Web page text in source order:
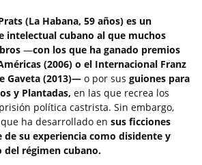
(La Habana, 59 años) es un
intelectual cubano al que muchos
―con los que ha ganado premios
(2006) o el Internacional Franz
Gaveta (2013)― o por sus guiones para
y Plantadas, en las que recrea los
política castrista. Sin embargo,
ha desarrollado en sus ficciones
su experiencia como disidente y
régimen cubano.